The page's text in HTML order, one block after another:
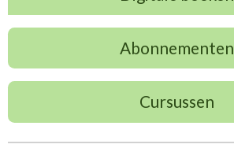
Abonnementen
Cursussen